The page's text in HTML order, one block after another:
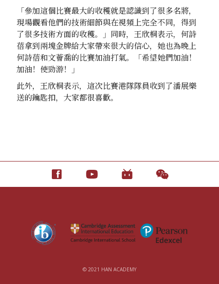
「參加這個比賽最大的收穫就是認識到了很多名將，
現場觀看他們的技術細節與在視頻上完全不同，得到
了很多技術方面的收穫。」同時，王欣桐表示，何詩
蓓拿到兩塊金牌給大家帶來很大的信心，她也為晚上
何詩蓓和文薈喬的比賽加油打氣。「希望她們加油！
加油！使勁游！」
此外，王欣桐表示，這次比賽港隊隊員收到了潘展樂
送的鑰匙扣，大家都很喜歡。
© 2021 HAN ACADEMY